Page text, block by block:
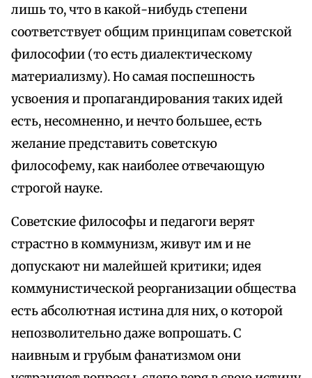
лишь то, что в какой-нибудь степени
соответствует общим принципам советской
философии (то есть диалектическому
материализму). Но самая поспешность
усвоения и пропагандирования таких идей
есть, несомненно, и нечто большее, есть
желание представить советскую
философему, как наиболее отвечающую
строгой науке.
Советские философы и педагоги верят
страстно в коммунизм, живут им и не
допускают ни малейшей критики; идея
коммунистической реорганизации общества
есть абсолютная истина для них, о которой
непозволительно даже вопрошать. С
наивным и грубым фанатизмом они